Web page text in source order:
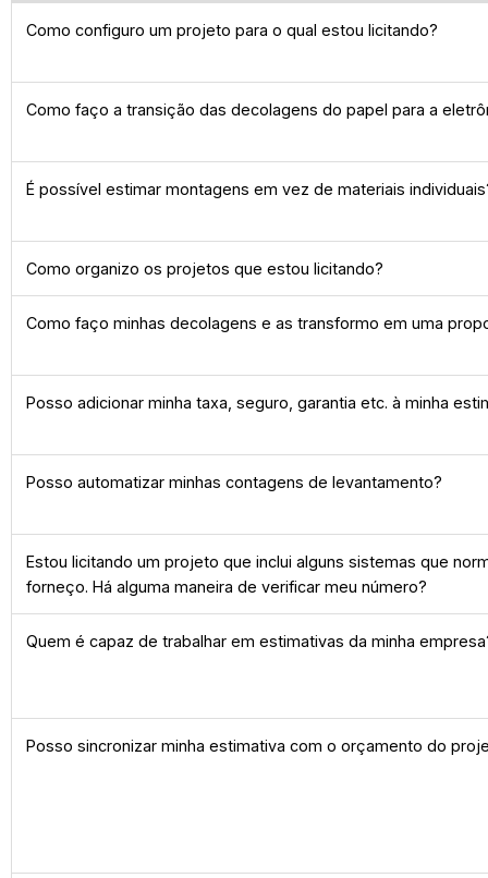
Como configuro um projeto para o qual estou licitando?
Como faço a transição das decolagens do papel para a
É possível estimar montagens em vez de materiais
Como organizo os projetos que estou licitando?
Como faço minhas decolagens e as transformo em uma
Posso adicionar minha taxa, seguro, garantia etc. à minha
Posso automatizar minhas contagens de levantamento?
Estou licitando um projeto que inclui alguns sistemas que
forneço. Há alguma maneira de verificar meu número?
Quem é capaz de trabalhar em estimativas da minha
Posso sincronizar minha estimativa com o orçamento do